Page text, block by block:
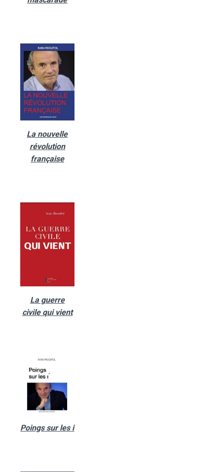
La nouvelle
révolution
française
La guerre
civile qui vient
Poings sur les i